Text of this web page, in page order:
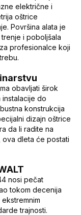
električne i
oštrice
Površina alata je
i poboljšala
profesionalce koji
obavljati širok
do
konstrukcija
dizajn oštrice
da li radite na
dleta će postati
nosi pečat
tokom decenija
trajnosti.